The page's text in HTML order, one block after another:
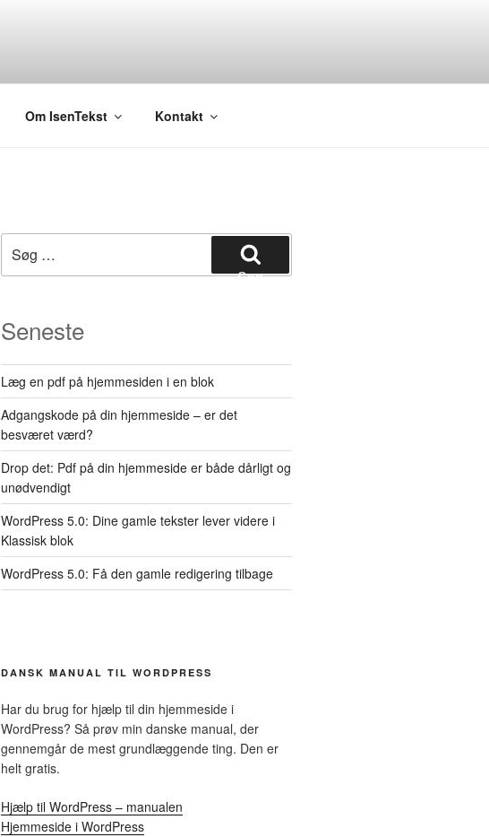
Om IsenTekst Kontakt
efter:
Søg
Seneste
Læg en pdf på hjemmesiden i en blok
Adgangskode på din hjemmeside – er det
besværet værd?
Drop det: Pdf på din hjemmeside er både dårligt og
unødvendigt
WordPress 5.0: Dine gamle tekster lever videre i
Klassisk blok
WordPress 5.0: Få den gamle redigering tilbage
DANSK MANUAL TIL WORDPRESS
Har du brug for hjælp til din hjemmeside i
WordPress? Så prøv min danske manual, der
gennemgår de mest grundlæggende ting. Den er
helt gratis.
Hjælp til WordPress – manualen
Hjemmeside i WordPress